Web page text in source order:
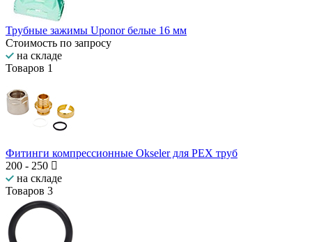
Трубные зажимы Uponor белые 16 мм
Стоимость по запросу
на складе
Товаров 1
Фитинги компрессионные Okseler для PEX труб
200 - 250
на складе
Товаров 3